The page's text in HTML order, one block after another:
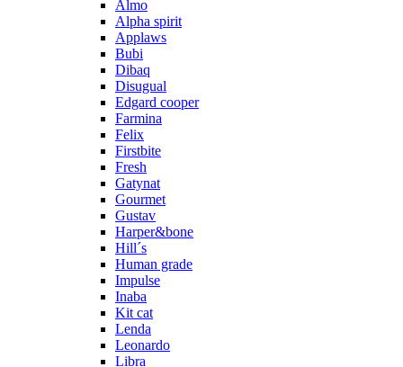
Almo
Alpha spirit
Applaws
Bubi
Dibaq
Disugual
Edgard cooper
Farmina
Felix
Firstbite
Fresh
Gatynat
Gourmet
Gustav
Harper&bone
Hill´s
Human grade
Impulse
Inaba
Kit cat
Lenda
Leonardo
Libra